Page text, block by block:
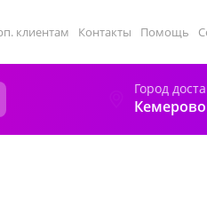
клиентам Контакты Помощь
Город
Кемерово